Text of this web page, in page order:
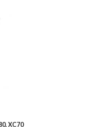
XC70